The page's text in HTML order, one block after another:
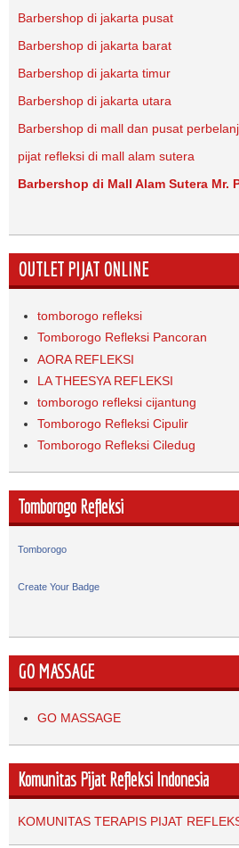
Barbershop di jakarta pusat
Barbershop di jakarta barat
Barbershop di jakarta timur
Barbershop di jakarta utara
Barbershop di mall dan pusat
pijat refleksi di mall alam sutera
Barbershop di Mall Alam Sutera Mr.
OUTLET PIJAT ONLINE
tomborogo refleksi
Tomborogo Refleksi Pancoran
AORA REFLEKSI
LA THEESYA REFLEKSI
tomborogo refleksi cijantung
Tomborogo Refleksi Cipulir
Tomborogo Refleksi Ciledug
Tomborogo Refleksi
Tomborogo
Create Your Badge
GO MASSAGE
GO MASSAGE
Komunitas Pijat Refleksi Indonesia
KOMUNITAS TERAPIS PIJAT